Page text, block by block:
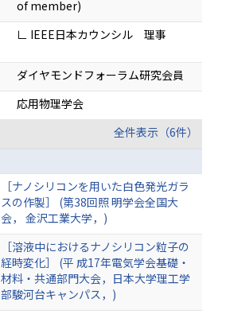
of member)
∟ IEEE日本カウンシル 理事
ダイヤモンドフォーラム研究会員
応用物理学会
全件表示（6件）
［ナノシリコンを用いた白色発光ガラ
スの作製］ (第38回照 明学会全国大
会， 金沢工業大学，)
［溶液中におけるナノシリコン粒子の
経時変化］ (平 成17年電気学会基礎・
材料・共通部門大会，日本大学理工学
部駿河台キャンパス，)